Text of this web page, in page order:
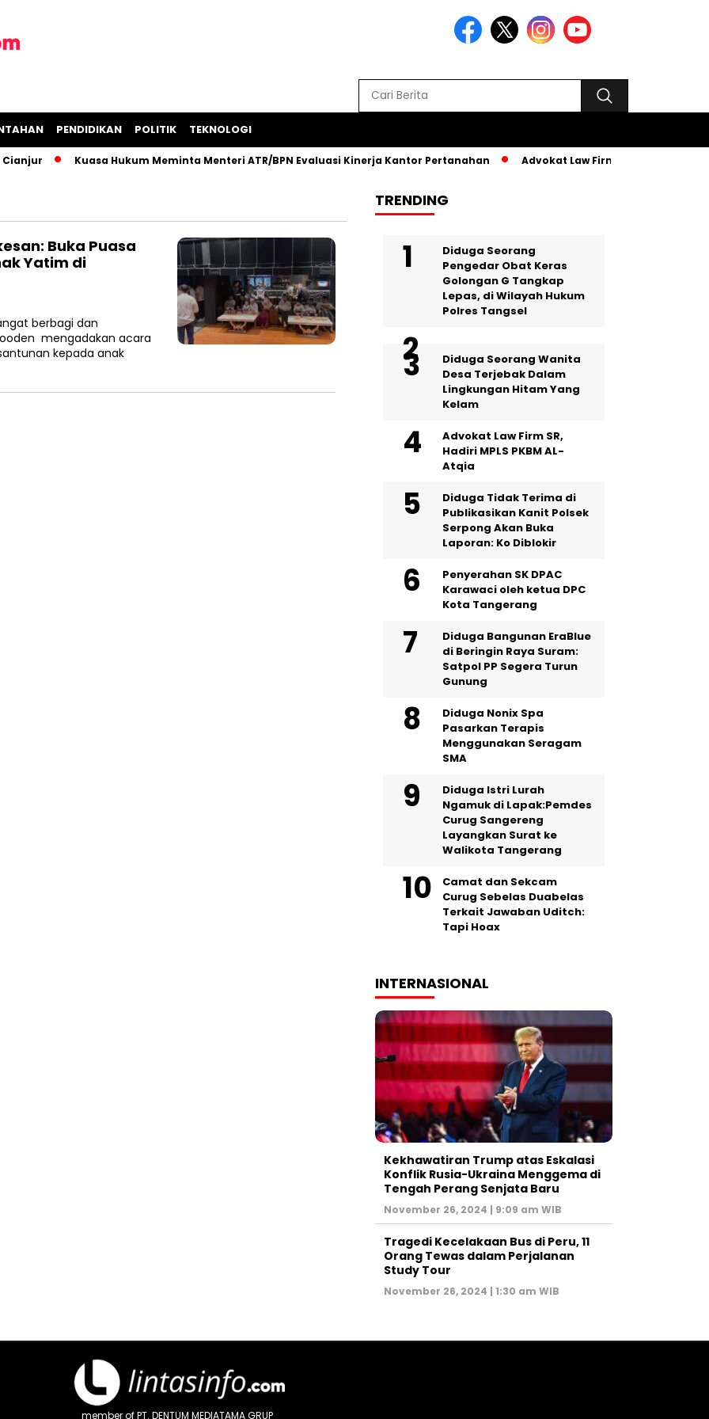
PENDIDIKAN POLITIK TEKNOLOGI
Kuasa Hukum Meminta Menteri ATR/BPN Evaluasi Kinerja Kantor Pertanahan Advokat Law Firm SR, Hadiri MPLS
Buka Puasa
Yatim di
berbagi dan
mengadakan acara
kepada anak
TRENDING
‎Diduga Seorang
Pengedar Obat Keras
Golongan G Tangkap
Lepas, di Wilayah Hukum
Polres Tangsel
‎Diduga Seorang Wanita
Desa Terjebak Dalam
Lingkungan Hitam Yang
Kelam
Advokat Law Firm SR,
Hadiri MPLS PKBM AL-
Atqia
Diduga Tidak Terima di
Publikasikan Kanit Polsek
Serpong Akan Buka
Laporan: Ko Diblokir
Penyerahan SK DPAC
Karawaci oleh ketua DPC
Kota Tangerang
Diduga Bangunan EraBlue
di Beringin Raya Suram:
Satpol PP Segera Turun
Gunung
‎Diduga Nonix Spa
Pasarkan Terapis
Menggunakan Seragam
SMA
‎Diduga Istri Lurah
Ngamuk di Lapak:Pemdes
Curug Sangereng
Layangkan Surat ke
Walikota Tangerang
Camat dan Sekcam
Curug Sebelas Duabelas
Terkait Jawaban Uditch:
Tapi Hoax
INTERNASIONAL
Kekhawatiran Trump atas Eskalasi
Konflik Rusia-Ukraina Menggema di
Tengah Perang Senjata Baru
November 26, 2024 | 9:09 am WIB
Tragedi Kecelakaan Bus di Peru, 11
Orang Tewas dalam Perjalanan
Study Tour
November 26, 2024 | 1:30 am WIB
member of PT. DENTUM MEDIATAMA GRUP